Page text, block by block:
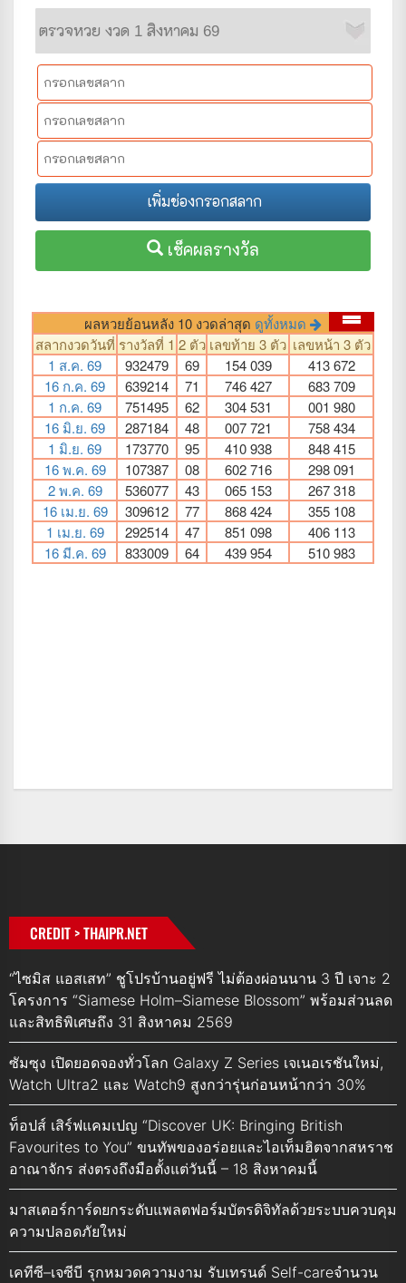
CREDIT > THAIPR.NET
“ไซมิส แอสเสท” ชูโปรบ้านอยู่ฟรี ไม่ต้องผ่อนนาน 3 ปี เจาะ 2
โครงการ “Siamese Holm–Siamese Blossom” พร้อมส่วนลด
และสิทธิพิเศษถึง 31 สิงหาคม 2569
ซัมซุง เปิดยอดจองทั่วโลก Galaxy Z Series เจเนอเรชันใหม่,
Watch Ultra2 และ Watch9 สูงกว่ารุ่นก่อนหน้ากว่า 30%
ท็อปส์ เสิร์ฟแคมเปญ “Discover UK: Bringing British
Favourites to You” ขนทัพของอร่อยและไอเท็มฮิตจากสหราช
อาณาจักร ส่งตรงถึงมือตั้งแต่วันนี้ – 18 สิงหาคมนี้
มาสเตอร์การ์ดยกระดับแพลตฟอร์มบัตรดิจิทัลด้วยระบบควบคุม
ความปลอดภัยใหม่
เคทีซี–เจซีบี รุกหมวดความงาม รับเทรนด์ Self-careจำนวน